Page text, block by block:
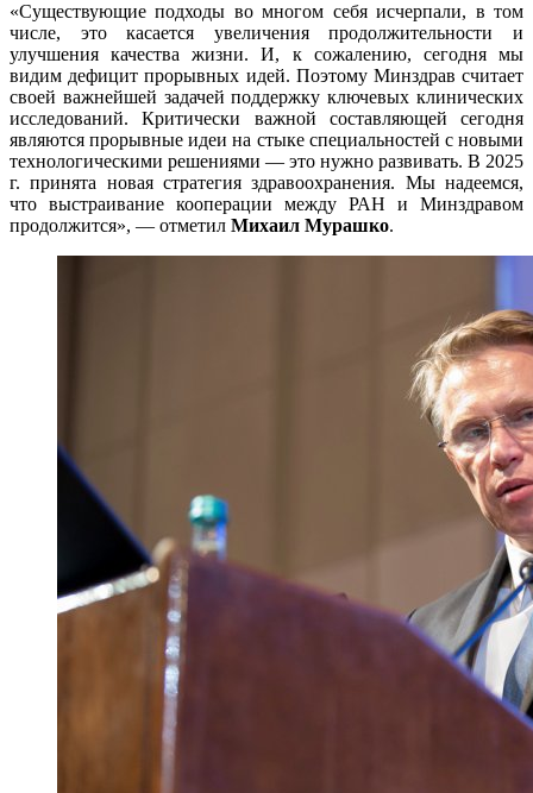
«Существующие подходы во многом себя исчерпали, в том
числе, это касается увеличения продолжительности и
улучшения качества жизни. И, к сожалению, сегодня мы
видим дефицит прорывных идей. Поэтому Минздрав считает
своей важнейшей задачей поддержку ключевых клинических
исследований. Критически важной составляющей сегодня
являются прорывные идеи на стыке специальностей с новыми
технологическими решениями — это нужно развивать. В 2025
г. принята новая стратегия здравоохранения. Мы надеемся,
что выстраивание кооперации между РАН и Минздравом
продолжится», — отметил Михаил Мурашко.